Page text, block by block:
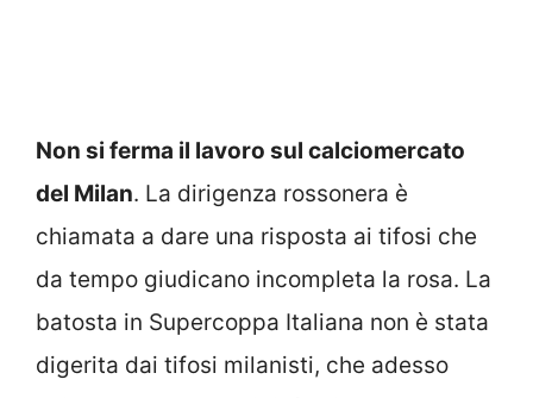
Non si ferma il lavoro sul calciomercato
del Milan. La dirigenza rossonera è
chiamata a dare una risposta ai tifosi che
da tempo giudicano incompleta la rosa. La
batosta in Supercoppa Italiana non è stata
digerita dai tifosi milanisti, che adesso